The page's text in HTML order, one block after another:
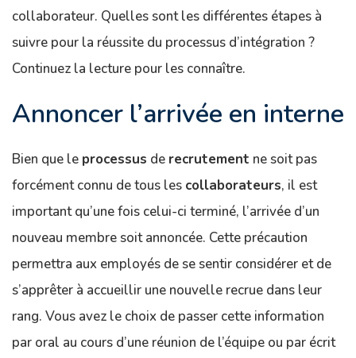
collaborateur. Quelles sont les différentes étapes à
suivre pour la réussite du processus d’intégration ?
Continuez la lecture pour les connaître.
Annoncer l’arrivée en interne
Bien que le processus de recrutement ne soit pas
forcément connu de tous les collaborateurs, il est
important qu’une fois celui-ci terminé, l’arrivée d’un
nouveau membre soit annoncée. Cette précaution
permettra aux employés de se sentir considérer et de
s’apprêter à accueillir une nouvelle recrue dans leur
rang. Vous avez le choix de passer cette information
par oral au cours d’une réunion de l’équipe ou par écrit